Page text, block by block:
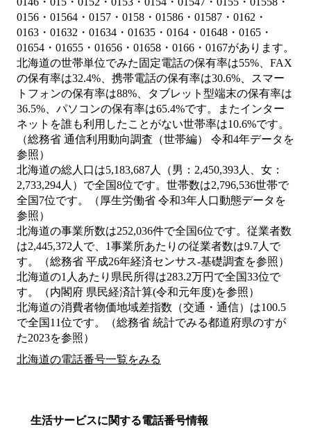
0156・01564・0157・0158・01586・01587・0162・
0163・01632・01634・01635・0164・01648・0165・
01654・01655・01656・01658・0166・0167があります。
北海道の世帯単位でみた固定電話の保有率は55%、FAX
の保有率は32.4%、携帯電話の保有率は30.6%、スマー
トフォンの保有率は88%、タブレット型端末の保有率は
36.5%、パソコンの保有率は65.4%です。またインター
ネットを誰も利用したことがない世帯率は10.6%です。
（総務省 通信利用動向調査（世帯編） 令和4年データを
参照）
北海道の総人口は5,183,687人（男：2,450,393人、女：
2,733,294人）で全国8位です。世帯数は2,796,536世帯で
全国7位です。（厚生労働省 令和3年人口動態データを
参照）
北海道の事業所数は252,036件で全国6位です。従業者数
は2,445,372人で、1事業所あたりの従業者数は9.7人で
す。（総務省 平成26年経済センサス‐基礎調査を参照）
北海道の1人あたり県民所得は283.2万円で全国33位で
す。（内閣府 県民経済計算(令和元年度)を参照）
北海道の消費者物価地域差指数（交通・通信）は100.5
で全国11位です。（総務省 統計でみる都道府県のすが
た2023を参照）
北海道の電話番号一覧をみる
生活サービスに関する電話番号情報